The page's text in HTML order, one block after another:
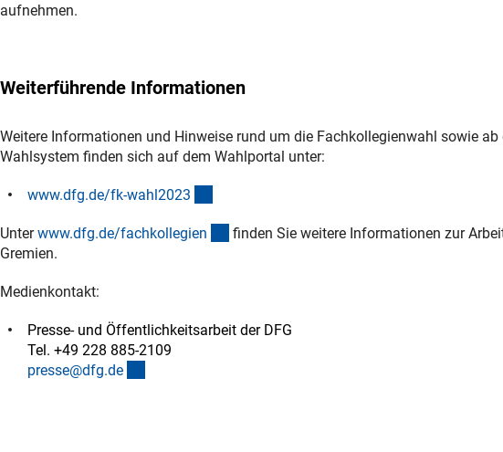
aufnehmen.
Weiterführende Informationen
Weitere Informationen und Hinweise rund um die Fachkollegienwahl sowie
Wahlsystem finden sich auf dem Wahlportal unter:
www.dfg.de/fk-wahl2023
Unterwww.dfg.de/fachkollegien (interner Link)
finden Sie weitere Informationen zur
Gremien.
Medienkontakt:
Presse- und Öffentlichkeitsarbeit der DFG
Tel. +49 228 885-2109
presse@dfg.de